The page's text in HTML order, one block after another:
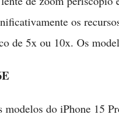
os
de 5x ou 10x. Os
modelos do iPhone 15